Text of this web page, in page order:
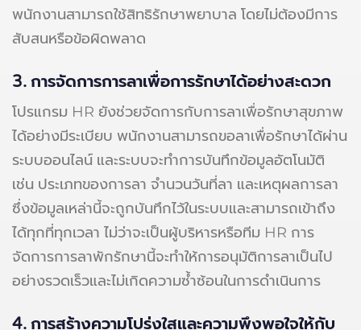
พนักงานสามารถใช้สิทธิรักษาพยาบาล โดยไม่ต้องมีการ
สับสนหรือข้อผิดพลาด
3. การจัดการการลาเพื่อการรักษาได้อย่างสะดวก
โปรแกรม HR ยังช่วยจัดการกับการลาเพื่อรักษาสุขภาพ
ได้อย่างมีระเบียบ พนักงานสามารถขอลาเพื่อรักษาได้ผ่าน
ระบบออนไลน์ และระบบจะทำการบันทึกข้อมูลอัตโนมัติ
เช่น ประเภทของการลา จำนวนวันที่ลา และเหตุผลการลา
ซึ่งข้อมูลเหล่านี้จะถูกบันทึกไว้ในระบบและสามารถเข้าถึง
ได้ทุกที่ทุกเวลา ไม่ว่าจะเป็นผู้บริหารหรือทีม HR การ
จัดการการลาพักรักษานี้จะทำให้การอนุมัติการลาเป็นไป
อย่างรวดเร็วและไม่เกิดความซ้ำซ้อนในการดำเนินการ
4. การสร้างความโปร่งใสและความพึงพอใจให้กับ